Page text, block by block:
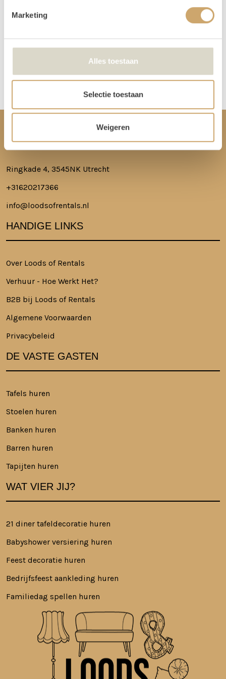
Marketing
Alles toestaan
Selectie toestaan
Weigeren
spullen.
of vlekken. We doen ons best de items zo netjes mogelijk bij je af te leveren.
Ringkade 4, 3545NK Utrecht
+31620217366
info@loodsofrentals.nl
HANDIGE LINKS
Over Loods of Rentals
Verhuur - Hoe Werkt Het?
B2B bij Loods of Rentals
Algemene Voorwaarden
Privacybeleid
DE VASTE GASTEN
Tafels huren
Stoelen huren
Banken huren
Barren huren
Tapijten huren
WAT VIER JIJ?
21 diner tafeldecoratie huren
Babyshower versiering huren
Feest decoratie huren
Bedrijfsfeest aankleding huren
Familiedag spellen huren